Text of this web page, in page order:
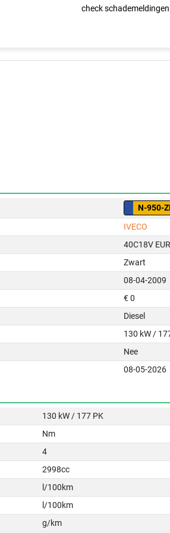
check
N-950-
IVECO
40C18V
Zwart
08-04-2009
€ 0
Diesel
130 kW /
Nee
08-05-2026
130 kW / 177 PK
Nm
4
2998cc
l/100km
l/100km
g/km